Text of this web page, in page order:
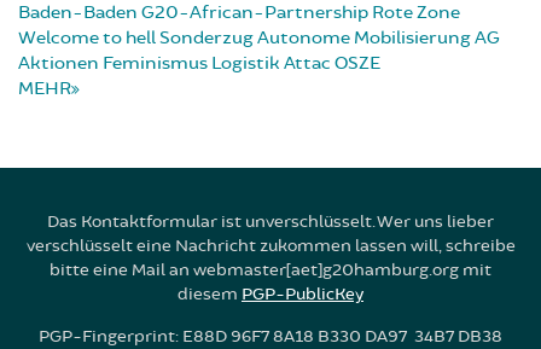
Baden-Baden G20-African-Partnership Rote Zone
Welcome to hellSonderzugAutonome MobilisierungAG
Aktionen Feminismus Logistik Attac OSZE
MEHR
Das Kontaktformular ist unverschlüsselt. Wer uns lieber
verschlüsselt eine Nachricht zukommen lassen will, schreibe
bitte eine Mail an webmaster[aet]g20hamburg.org mit
diesem PGP-PublicKey
PGP-Fingerprint: E88D 96F7 8A18 B330 DA97 34B7 DB38